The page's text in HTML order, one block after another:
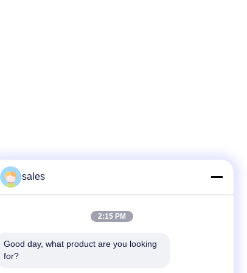
sales
2:15 PM
Good day, what product are you looking
for?